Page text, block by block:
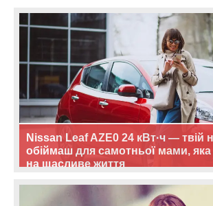
Nissan Leaf AZE0 24 кВт·ч — твій
обіймаш для самотньої мами, яка
на щасливе життя